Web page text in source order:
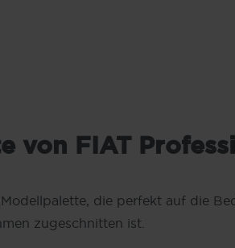
von FIAT
die perfekt auf die
zugeschnitten ist.